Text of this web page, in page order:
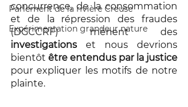
Parlement de la rivière Creuse
Expérimentation grandeur nature
concurrence, de la consommation
et de la répression des fraudes
investigations et nous devrions
bientôt
pour expliquer les motifs de notre
plainte.